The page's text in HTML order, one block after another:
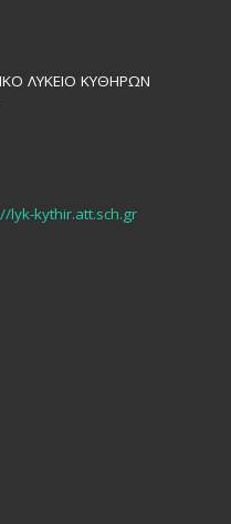
ΛΥΚΕΙΟ ΚΥΘΗΡΩΝ
lyk-kythir.att.sch.gr